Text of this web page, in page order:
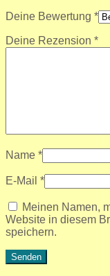
Deine Bewertung *
Deine Rezension *
Name *
E-Mail *
Meinen Namen,
Website in diesem
speichern.